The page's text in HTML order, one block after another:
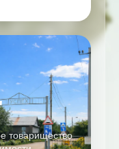
товарищество